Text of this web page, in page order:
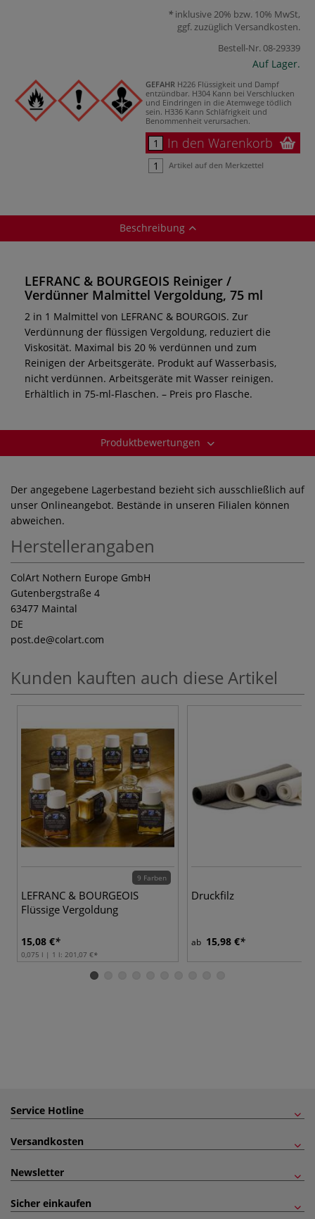
inklusive 20% bzw. 10% MwSt,
ggf. zuzüglich Versandkosten.
Bestell-Nr.08-29339
Auf Lager.
GEFAHR H226 Flüssigkeit und Dampf
entzündbar. H304 Kann bei Verschlucken
und Eindringen in die Atemwege tödlich
sein. H336 Kann Schläfrigkeit und
Benommenheit verursachen.
In den Warenkorb
Artikel auf den Merkzettel
Beschreibung
LEFRANC & BOURGEOIS Reiniger /
Verdünner Malmittel Vergoldung, 75 ml
2 in 1 Malmittel von LEFRANC & BOURGOIS. Zur
Verdünnung der flüssigen Vergoldung, reduziert die
Viskosität. Maximal bis 20 % verdünnen und zum
Reinigen der Arbeitsgeräte. Produkt auf Wasserbasis,
nicht verdünnen. Arbeitsgeräte mit Wasser reinigen.
Erhältlich in 75-ml-Flaschen. – Preis pro Flasche.
Produktbewertungen
Der angegebene Lagerbestand bezieht sich ausschließlich auf
unser Onlineangebot. Bestände in unseren Filialen können
abweichen.
Herstellerangaben
ColArt Nothern Europe GmbH
Gutenbergstraße 4
63477 Maintal
DE
post.de@colart.com
Kunden kauften auch diese Artikel
9 Farben
LEFRANC & BOURGEOIS
Flüssige Vergoldung
15,08 €
0,075 l | 1 l: 201,07 €
Druckfilz
ab 15,98 €
Service Hotline
Versandkosten
Newsletter
Sicher einkaufen